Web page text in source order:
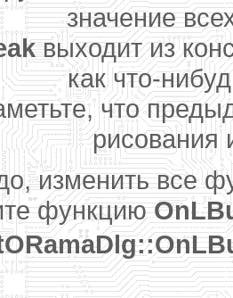
значение
выходит из
как что-
что
рисования
изменить все
функцию